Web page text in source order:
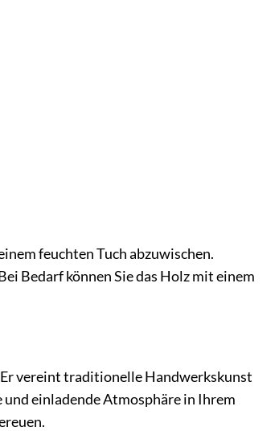
feuchten Tuch abzuwischen.
Bedarf können Sie das Holz mit einem
vereint traditionelle Handwerkskunst
einladende Atmosphäre in Ihrem